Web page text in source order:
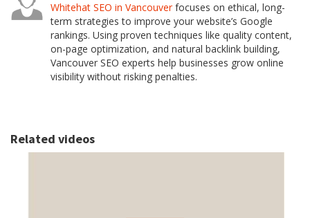
Whitehat SEO in Vancouverfocuses on ethical, long-
term strategies to improve your website’s Google
rankings. Using proven techniques like quality content,
on-page optimization, and natural backlink building,
Vancouver SEO experts help businesses grow online
visibility without risking penalties.
Related videos